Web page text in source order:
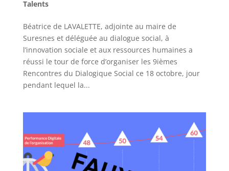
Talents
Béatrice de LAVALETTE, adjointe au maire de
Suresnes et déléguée au dialogue social, à
l’innovation sociale et aux ressources humaines a
réussi le tour de force d’organiser les 9ièmes
Rencontres du Dialogique Social ce 18 octobre, jour
pendant lequel la...